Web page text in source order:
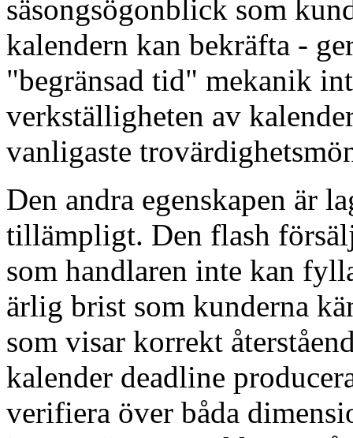
säsongsögonblick som
kalendern kan bekräfta -
"begränsad tid" mekanik
verkställigheten av
vanligaste
Den andra egenskapen är
tillämpligt. Den flash
som handlaren inte kan
ärlig brist som kunderna
som visar korrekt
kalender deadline
verifiera över båda